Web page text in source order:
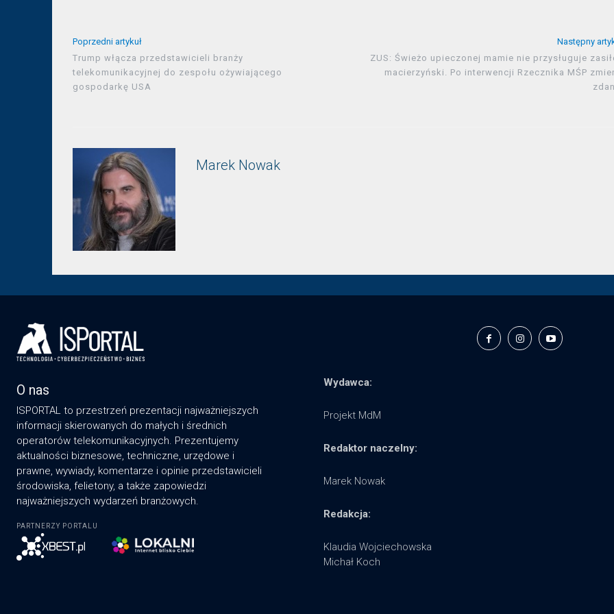
Poprzedni artykuł
Trump włącza przedstawicieli branży
telekomunikacyjnej do zespołu ożywiającego
gospodarkę USA
Następny
ZUS: Świeżo upieczonej mamie nie przysługuje
macierzyński. Po interwencji Rzecznika MŚP
Marek Nowak
O nas
ISPORTAL to przestrzeń prezentacji najważniejszych
informacji skierowanych do małych i średnich
operatorów telekomunikacyjnych. Prezentujemy
aktualności biznesowe, techniczne, urzędowe i
prawne, wywiady, komentarze i opinie przedstawicieli
środowiska, felietony, a także zapowiedzi
najważniejszych wydarzeń branżowych.
PARTNERZY PORTALU
Wydawca:
Projekt MdM
Redaktor naczelny:
Marek Nowak
Redakcja:
Klaudia Wojciechowska
Michał Koch